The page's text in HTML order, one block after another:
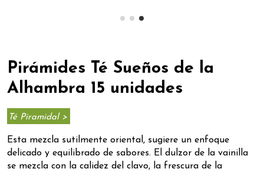
Pirámides Té Sueños de la
Alhambra 15 unidades
Té Piramidal >
Esta mezcla sutilmente oriental, sugiere un enfoque
delicado y equilibrado de sabores. El dulzor de la vainilla
se mezcla con la calidez del clavo, la frescura de la